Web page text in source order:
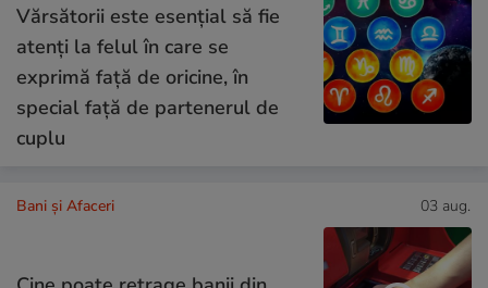
Vărsătorii este esențial să fie
atenți la felul în care se
exprimă față de oricine, în
special față de partenerul de
cuplu
Bani și Afaceri 03 aug.